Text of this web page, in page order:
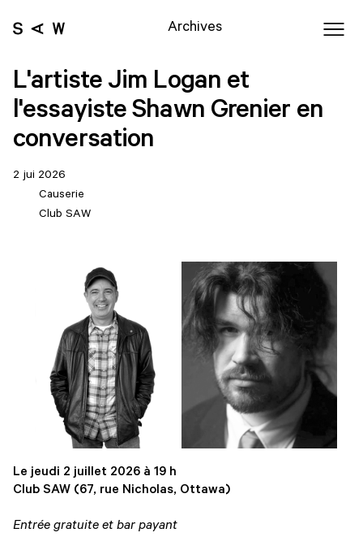
Archives
L'artiste Jim Logan et
l'essayiste Shawn Grenier en
conversation
2 jui 2026
Causerie
Club SAW
Le jeudi 2 juillet 2026 à 19 h
Club SAW (67, rue Nicholas, Ottawa)
Entrée gratuite et bar payant